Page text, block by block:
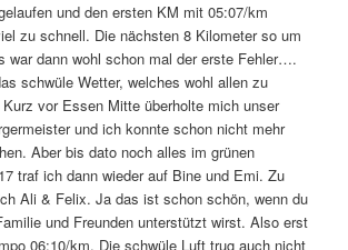
und den ersten KM mit 05:07/km
zu schnell. Die nächsten 8 Kilometer so um
war dann wohl schon mal der erste Fehler….
schwüle Wetter, welches wohl allen zu
vor Essen Mitte überholte mich unser
und ich konnte schon nicht mehr
Aber bis dato noch alles im grünen
traf ich dann wieder auf Bine und Emi. Zu
Ali & Felix. Ja das ist schon schön, wenn du
und Freunden unterstützt wirst. Also erst
06:10/km. Die schwüle Luft trug auch nicht